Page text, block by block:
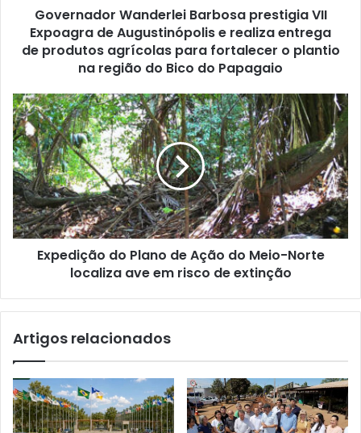
Governador Wanderlei Barbosa prestigia VII
Expoagra de Augustinópolis e realiza entrega
de produtos agrícolas para fortalecer o plantio
na região do Bico do Papagaio
Expedição do Plano de Ação do Meio-Norte
localiza ave em risco de extinção
Artigos relacionados